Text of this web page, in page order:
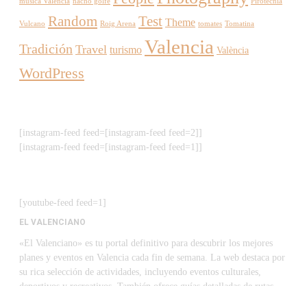
Vulcano Random Roig Arena Test Theme tomates Tomatina
Tradición Travel turismo Valencia València
WordPress
[instagram-feed feed=[instagram-feed feed=2]]
[instagram-feed feed=[instagram-feed feed=1]]
[youtube-feed feed=1]
EL VALENCIANO
«El Valenciano» es tu portal definitivo para descubrir los mejores
planes y eventos en Valencia cada fin de semana. La web destaca por
su rica selección de actividades, incluyendo eventos culturales,